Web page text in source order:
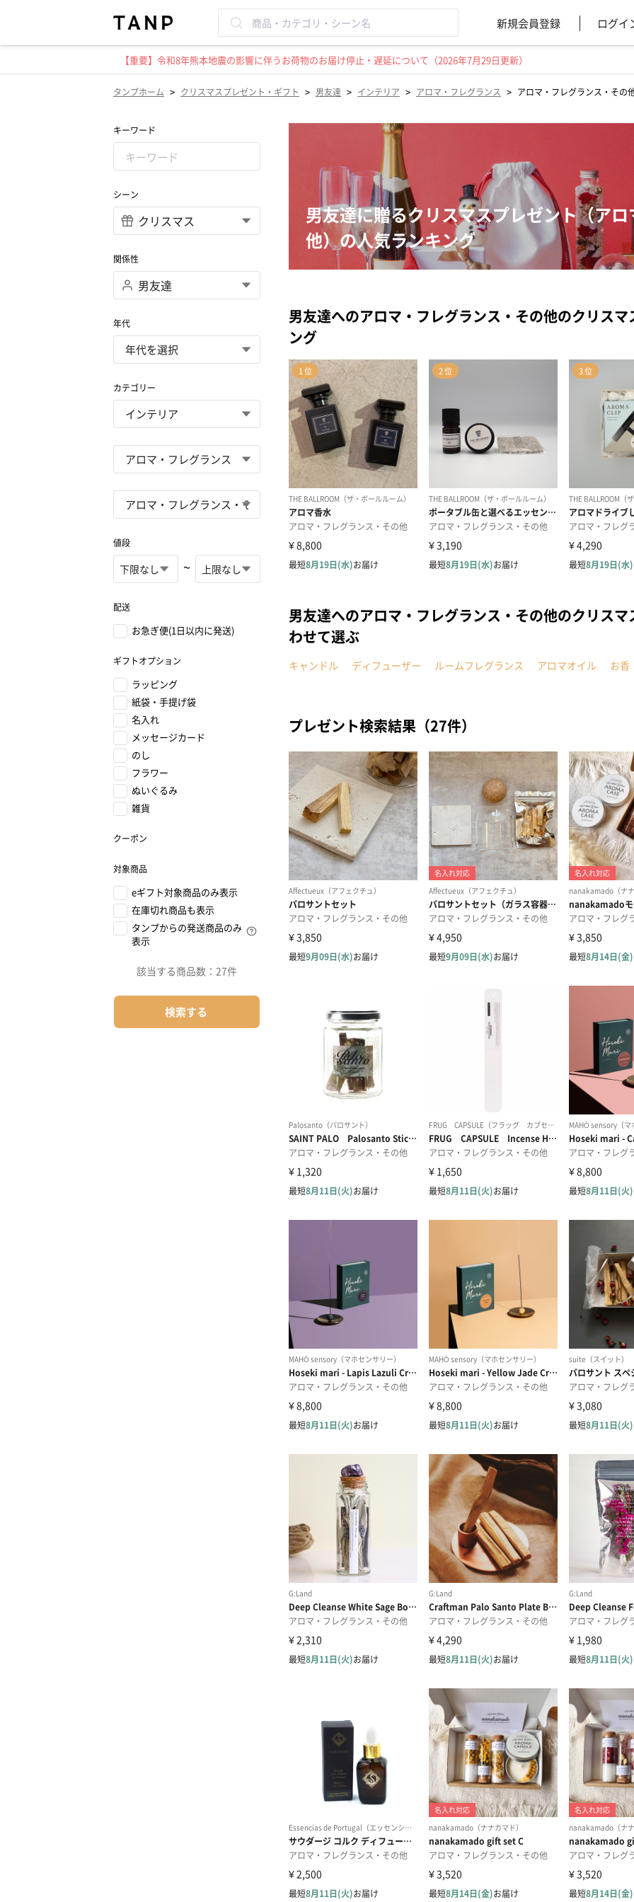
新規会員登録 ログイ
【重要】令和8年熊本地震の影響に伴うお荷物のお届け停止・遅延について（2026年7月29日更新）
タンプホーム > クリスマスプレゼント・ギフト > 男友達 > インテリア > アロマ・フレグランス > アロマ・フレグランス・その
キーワード
シーン
関係性
年代
カテゴリー
値段
~
配送
お急ぎ便(1日以内に発送)
ギフトオプション
ラッピング
紙袋・手提げ袋
名入れ
メッセージカード
のし
フラワー
ぬいぐるみ
雑貨
クーポン
対象商品
eギフト対象商品のみ表示
在庫切れ商品も表示
タンプからの発送商品のみ
表示
該当する商品数： 27件
検索する
男友達に贈るクリスマスプレゼント（ア
他）の人気ランキング
男友達へのアロマ・フレグランス・その他のクリス
ング
男友達へのアロマ・フレグランス・その他のクリス
わせて選ぶ
キャンドル ディフューザー ルームフレグランス アロマオイル お香
プレゼント検索結果（27件）